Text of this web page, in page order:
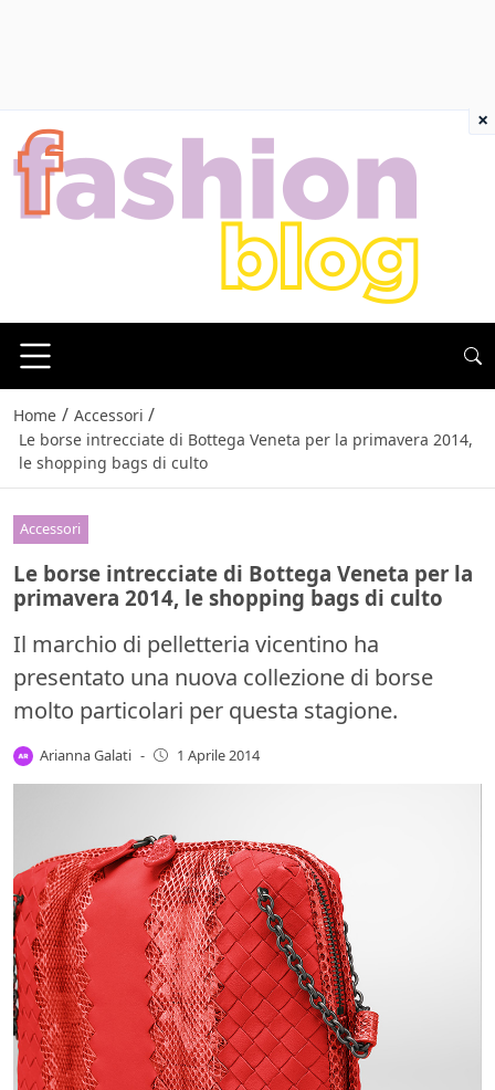
Home / Accessori /
Le borse intrecciate di Bottega Veneta per la primavera 2014,
le shopping bags di culto
Accessori
Le borse intrecciate di Bottega Veneta per la
primavera 2014, le shopping bags di culto
Il marchio di pelletteria vicentino ha
presentato una nuova collezione di borse
molto particolari per questa stagione.
Arianna Galati - 1 Aprile 2014
×